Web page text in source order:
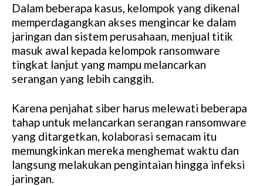
Dalam beberapa kasus, kelompok yang dikenal
memperdagangkan akses mengincar ke dalam
jaringan dan sistem perusahaan, menjual titik
masuk awal kepada kelompok ransomware
tingkat lanjut yang mampu melancarkan
serangan yang lebih canggih.
Karena penjahat siber harus melewati beberapa
tahap untuk melancarkan serangan ransomware
yang ditargetkan, kolaborasi semacam itu
memungkinkan mereka menghemat waktu dan
langsung melakukan pengintaian hingga infeksi
jaringan.